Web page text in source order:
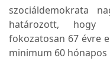
szociáldemokrata
határozott, hogy
fokozatosan 67 évre
minimum 60